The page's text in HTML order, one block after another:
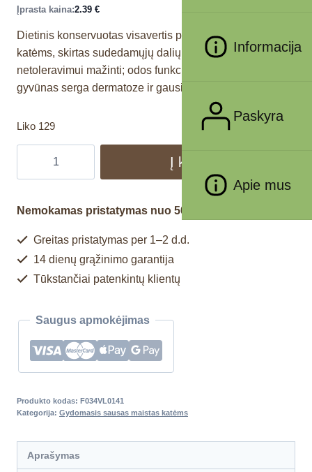
Informacija
Paskyra
Apie mus
Įprasta kaina:2.39 €
Dietinis konservuotas visavertis pašaras suaugusioms
katėms, skirtas sudedamųjų dalių ir maistinių medžiagų
netoleravimui mažinti; odos funkcijai palaikyti, kai
gyvūnas serga dermatoze ir gausiai šeriasi.
Liko 129
Į krepšelį
Nemokamas pristatymas nuo 50€
Greitas pristatymas per 1–2 d.d.
14 dienų grąžinimo garantija
Tūkstančiai patenkintų klientų
Saugus apmokėjimas
Produkto kodas: F034VL0141
Kategorija: Gydomasis sausas maistas katėms
Aprašymas